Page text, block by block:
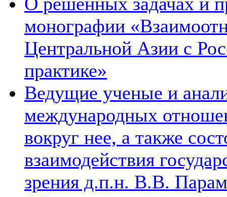
монографии
Центральной Азии с
практике»
Ведущие ученые и
международных
вокруг нее, а также
взаимодействия
зрения д.п.н. В.В.